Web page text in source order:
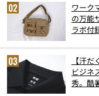
ワーク
の万能
ラボ付
【汗
ビジネ
秀。酷